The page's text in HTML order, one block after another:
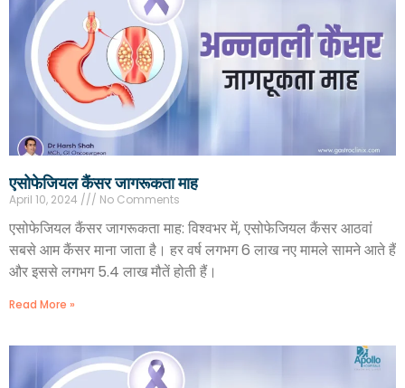
एसोफेजियल कैंसर जागरूकता माह
April 10, 2024 No Comments
एसोफेजियल कैंसर जागरूकता माह: विश्वभर में, एसोफेजियल कैंसर आठवां
सबसे आम कैंसर माना जाता है। हर वर्ष लगभग 6 लाख नए मामले सामने आते हैं
और इससे लगभग 5.4 लाख मौतें होती हैं।
Read More »